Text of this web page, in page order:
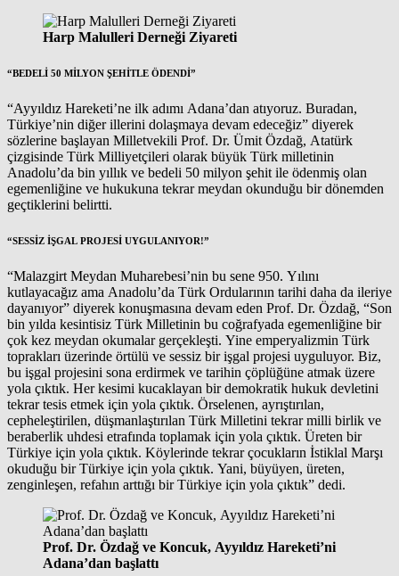
Harp Malulleri Derneği Ziyareti
“BEDELİ 50 MİLYON ŞEHİTLE ÖDENDİ”
“Ayyıldız Hareketi’ne ilk adımı Adana’dan atıyoruz. Buradan,
Türkiye’nin diğer illerini dolaşmaya devam edeceğiz” diyerek
sözlerine başlayan Milletvekili Prof. Dr. Ümit Özdağ, Atatürk
çizgisinde Türk Milliyetçileri olarak büyük Türk milletinin
Anadolu’da bin yıllık ve bedeli 50 milyon şehit ile ödenmiş olan
egemenliğine ve hukukuna tekrar meydan okunduğu bir dönemden
geçtiklerini belirtti.
“SESSİZ İŞGAL PROJESİ UYGULANIYOR!”
“Malazgirt Meydan Muharebesi’nin bu sene 950. Yılını
kutlayacağız ama Anadolu’da Türk Ordularının tarihi daha da ileriye
dayanıyor” diyerek konuşmasına devam eden Prof. Dr. Özdağ, “Son
bin yılda kesintisiz Türk Milletinin bu coğrafyada egemenliğine bir
çok kez meydan okumalar gerçekleşti. Yine emperyalizmin Türk
toprakları üzerinde örtülü ve sessiz bir işgal projesi uyguluyor. Biz,
bu işgal projesini sona erdirmek ve tarihin çöplüğüne atmak üzere
yola çıktık. Her kesimi kucaklayan bir demokratik hukuk devletini
tekrar tesis etmek için yola çıktık. Örselenen, ayrıştırılan,
cepheleştirilen, düşmanlaştırılan Türk Milletini tekrar milli birlik ve
beraberlik uhdesi etrafında toplamak için yola çıktık. Üreten bir
Türkiye için yola çıktık. Köylerinde tekrar çocukların İstiklal Marşı
okuduğu bir Türkiye için yola çıktık. Yani, büyüyen, üreten,
zenginleşen, refahın arttığı bir Türkiye için yola çıktık” dedi.
Prof. Dr. Özdağ ve Koncuk, Ayyıldız Hareketi’ni
Adana’dan başlattı